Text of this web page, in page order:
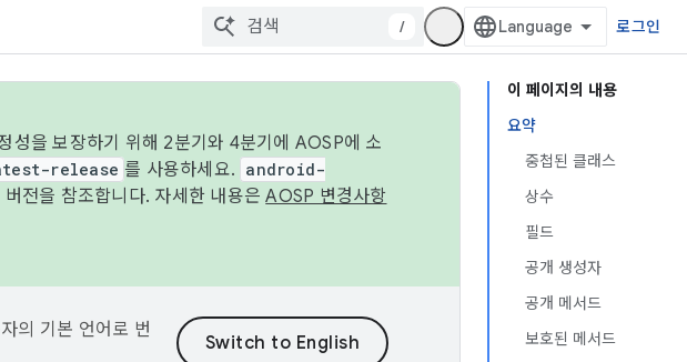
/ 로그인
이 페이지의 내용
요약
중첩된 클래스
상수
필드
공개 생성자
공개 메서드
보호된 메서드
성을 보장하기 위해 2분기와 4분기에 AOSP에 소
release 를 사용하세요. android-
전을 참조합니다. 자세한 내용은AOSP 변경사항
의 기본 언어로 번